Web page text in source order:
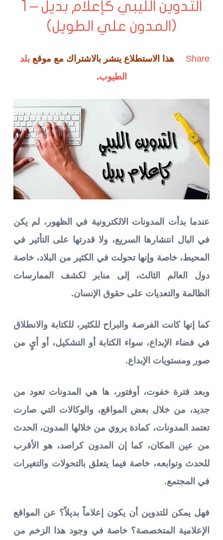
التدوين الليبي كإعلام بديل – 1
(المدون علي الطويل)
Share هذا الاستطلاع ينشر بالاشتراك مع موقع بلد
الطيوب.
عندما بدأت المدونات الالكترونية في الظهور، لم يكن
في البال انتشارها السريع، ولا قدرتها على التأثير في
المحيط، خاصة وإنها تحولت في الكثير من البلاد، خاصة
دول العالم الثالث، إلى منابر لكشف الممارسات
الظالمة والتعديات على حقوق الإنسان.
كما إنها كانت الفرصة والبراح للكثير، للكتابة والانطلاق
في فضاء الإبداع، سواء الكتابة أو التشكيل، أو أيٍ من
صور ومستويات الإبداع.
وبعد فترة خفوت، أوفتور، ها هي المدونات تعود من
جديد، من خلال بعض المواقع، والوكالات التي صارت
تعتمد المدونات، كمادة يروي من خلالها المدون، الحدث
من عين المكان، كما إن المدون كراصد، هو الأقرب
للحدث وتوابعه، خاصة فيما يتعلق بالتحولات والتغيرات
في المجتمع.
فهل يمكن للتدوين أن يكون إعلاماً بديلاً؟ عن المواقع
الإعلامية المتخصصة؟ خاصة في وجود هذا الزخم من